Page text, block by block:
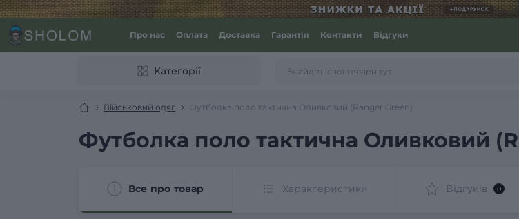
Про нас Оплата Доставка Гарантія Контакти Відгуки
Категорії
Військовий одяг Футболка поло тактична Оливковий (Ranger Green)
Футболка поло тактична Оливковий
Все про товар Характеристики Відгуків 0